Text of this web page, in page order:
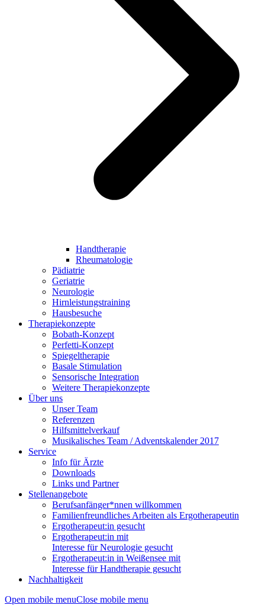
Handtherapie
Rheumatologie
Pädiatrie
Geriatrie
Neurologie
Hirnleistungstraining
Hausbesuche
Therapiekonzepte
Bobath-Konzept
Perfetti-Konzept
Spiegeltherapie
Basale Stimulation
Sensorische Integration
Weitere Therapiekonzepte
Über uns
Unser Team
Referenzen
Hilfsmittelverkauf
Musikalisches Team / Adventskalender 2017
Service
Info für Ärzte
Downloads
Links und Partner
Stellenangebote
Berufsanfänger*nnen willkommen
Familienfreundliches Arbeiten als Ergotherapeutin
Ergotherapeut:in gesucht
Ergotherapeut:in mit
Interesse für Neurologie gesucht
Ergotherapeut:in in Weißensee mit
Interesse für Handtherapie gesucht
Nachhaltigkeit
Open mobile menuClose mobile menu